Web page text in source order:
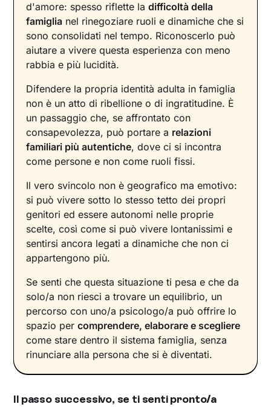
d'amore: spesso riflette ladifficoltà della
famiglia nel rinegoziare ruoli e dinamiche che si
sono consolidati nel tempo. Riconoscerlo può
aiutare a vivere questa esperienza con meno
rabbia e più lucidità.
Difendere la propria identità adulta in famiglia
non è un atto di ribellione o di ingratitudine. È
un passaggio che, se affrontato con
consapevolezza, può portare a relazioni
familiari più autentiche, dove ci si incontra
come persone e non come ruoli fissi.
Il vero svincolo non è geografico ma emotivo:
si può vivere sotto lo stesso tetto dei propri
genitori ed essere autonomi nelle proprie
scelte, così come si può vivere lontanissimi e
sentirsi ancora legati a dinamiche che non ci
appartengono più.
Se senti che questa situazione ti pesa e che da
solo/a non riesci a trovare un equilibrio, un
percorso con uno/a psicologo/a può offrire lo
spazio percomprendere, elaborare e scegliere
come stare dentro il sistema famiglia, senza
rinunciare alla persona che si è diventati.
Il passo successivo, se ti senti pronto/a